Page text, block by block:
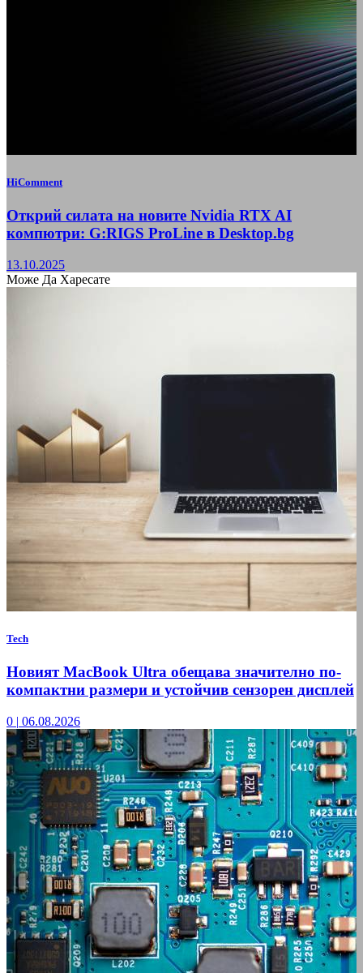
HiComment
Открий силата на новите Nvidia RTX AI
компютри: G:RIGS ProLine в Desktop.bg
13.10.2025
Може Да Харесате
Tech
Новият MacBook Ultra обещава значително по-
компактни размери и устойчив сензорен дисплей
0 | 06.08.2026